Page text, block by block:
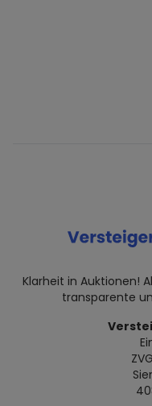
Klarheit in Auktionen!
transparente